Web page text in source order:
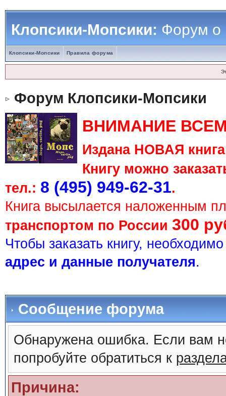
Клопсики-Мопсики:Форум о
Клопсики-Мопсики Правила форума
Форум Клопсики-Мопсики
ВНИМАНИЕ
Издана НОВАЯ
Книгу можно
тел.: 8 (495) 949-62-31.
Книга высылается наложенным
транспортом по России 300
Чтобы заказать книгу,
адрес и данные получателя.
Сообщение форума
Обнаружена ошибка. Если вам
попробуйте обратиться к
Причина: